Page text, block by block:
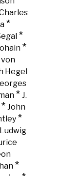
*
*
*
von
Hegel
* J.
* John
*
Ludwig
*